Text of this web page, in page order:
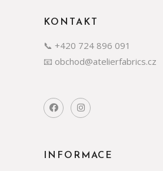
KONTAKT
📞 +420 724 896 091
📧 obchod@atelierfabrics.cz
INFORMACE